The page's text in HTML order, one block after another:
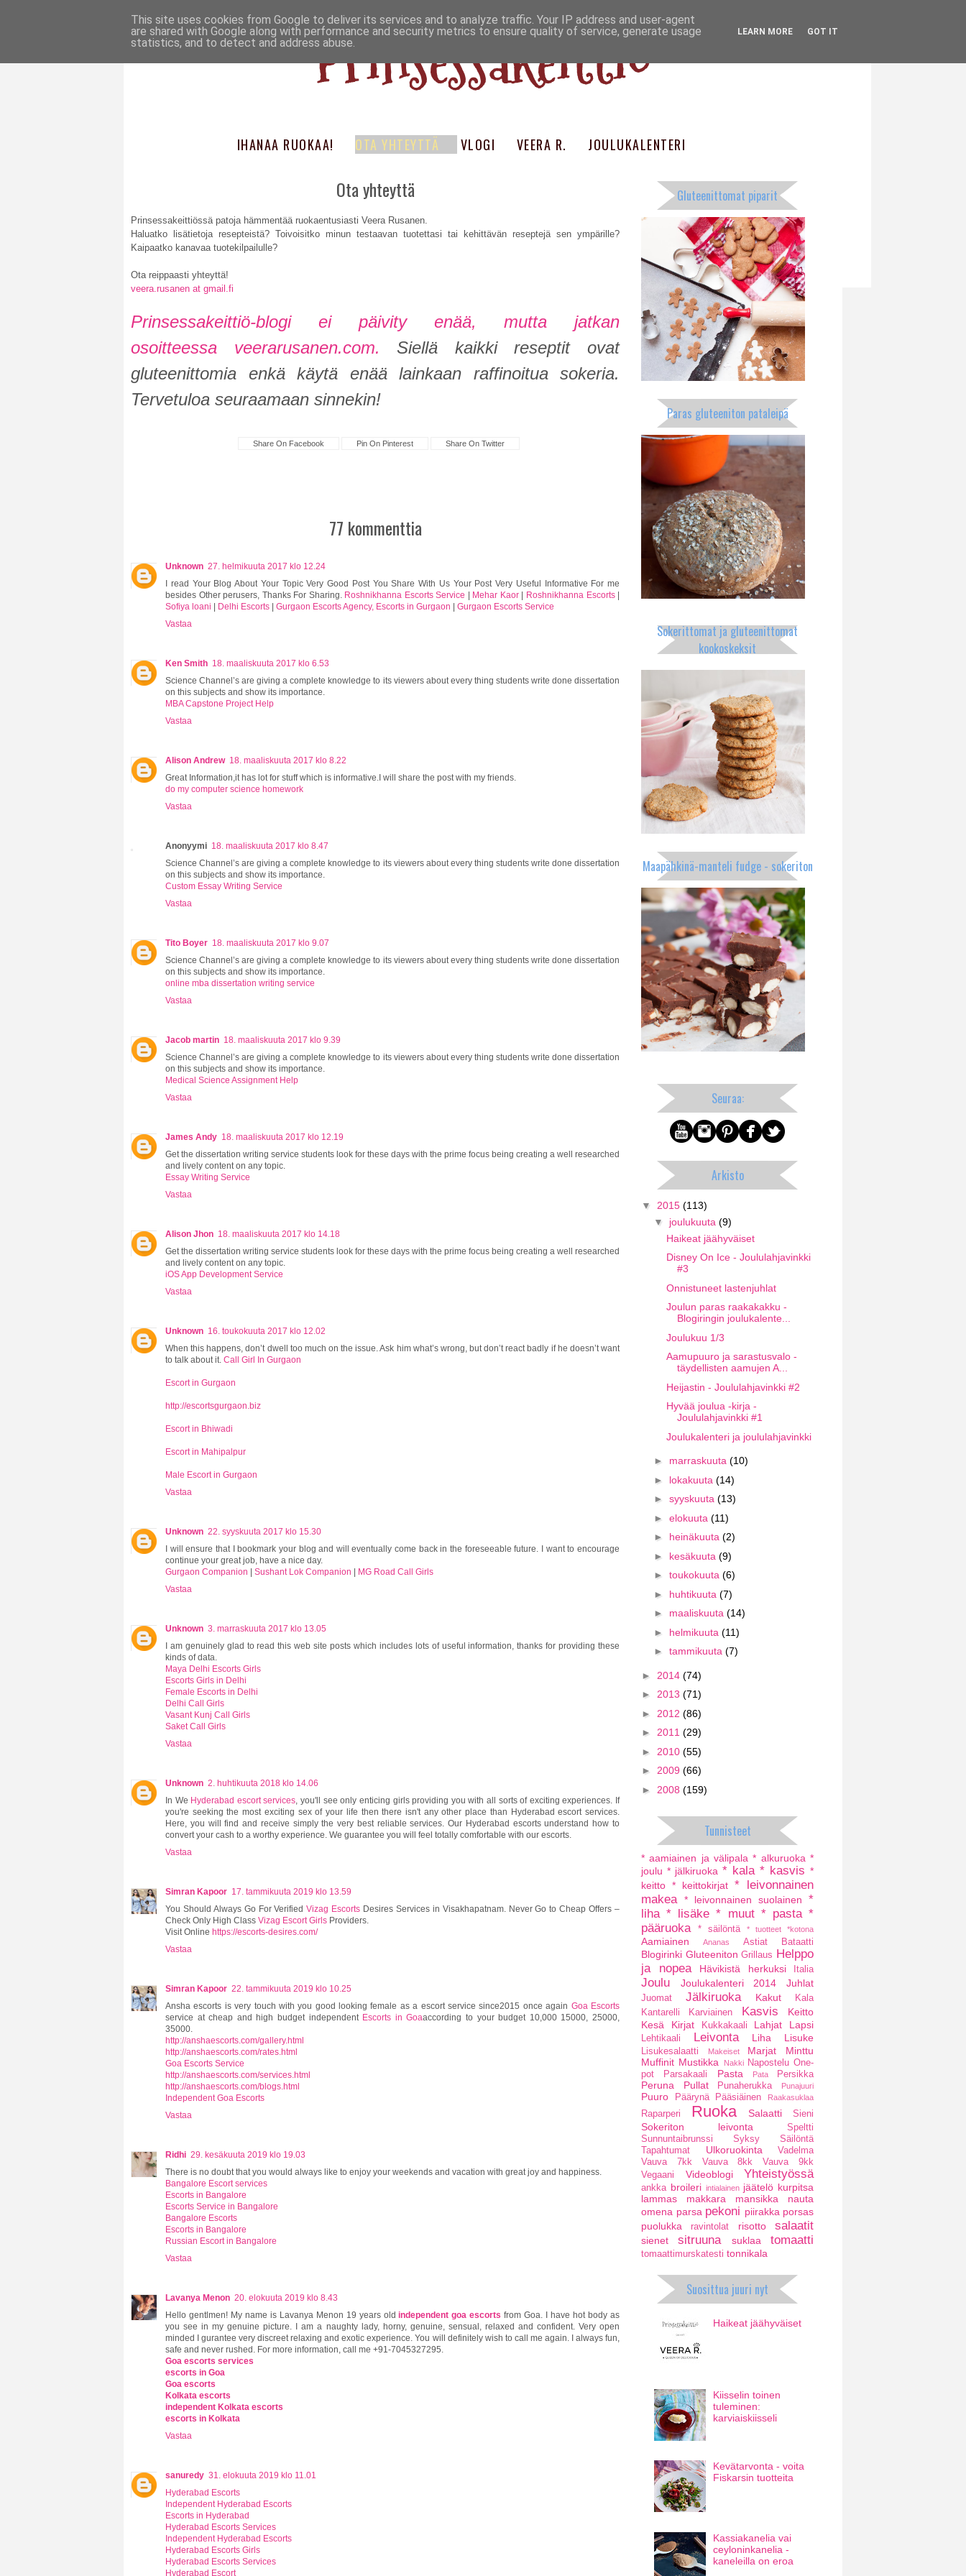
Prinsessakeittiö
IHANAA RUOKAA! OTA YHTEYTTÄ VLOGI VEERA R. JOULUKALENTERI
Ota yhteyttä
Prinsessakeittiössä patoja hämmentää ruokaentusiasti Veera Rusanen.
Haluatko lisätietoja resepteistä? Toivoisitko minun testaavan tuotettasi tai kehittävän reseptejä sen ympärille?
Kaipaatko kanavaa tuotekilpailulle?
Ota reippaasti yhteyttä!
veera.rusanen at gmail.fi
Prinsessakeittiö-blogi ei päivity enää, mutta jatkan
osoitteessa veerarusanen.com. Siellä kaikki reseptit ovat
gluteenittomia enkä käytä enää lainkaan raffinoitua sokeria.
Tervetuloa seuraamaan sinnekin!
Share On Facebook Pin On Pinterest Share On Twitter
77 kommenttia
Unknown 27. helmikuuta 2017 klo 12.24
I read Your Blog About Your Topic Very Good Post You Share With Us Your Post Very Useful Informative For me
besides Other perusers, Thanks For Sharing. Roshnikhanna Escorts Service Mehar Kaor| Roshnikhanna Escorts
Sofiya loani
Delhi Escorts Gurgaon Escorts Agency, Escorts in Gurgaon
Gurgaon Escorts Service
Vastaa
Ken Smith 18. maaliskuuta 2017 klo 6.53
Science Channel’s are giving a complete knowledge to its viewers about every thing students write done dissertation
on this subjects and show its importance.
MBA Capstone Project Help
Vastaa
Alison Andrew 18. maaliskuuta 2017 klo 8.22
Great Information,it has lot for stuff which is informative.I will share the post with my friends.
do my computer science homework
Vastaa
Anonyymi 18. maaliskuuta 2017 klo 8.47
Science Channel’s are giving a complete knowledge to its viewers about every thing students write done dissertation
on this subjects and show its importance.
Custom Essay Writing Service
Vastaa
Tito Boyer 18. maaliskuuta 2017 klo 9.07
Science Channel’s are giving a complete knowledge to its viewers about every thing students write done dissertation
on this subjects and show its importance.
online mba dissertation writing service
Vastaa
Jacob martin 18. maaliskuuta 2017 klo 9.39
Science Channel’s are giving a complete knowledge to its viewers about every thing students write done dissertation
on this subjects and show its importance.
Medical Science Assignment Help
Vastaa
James Andy 18. maaliskuuta 2017 klo 12.19
Get the dissertation writing service students look for these days with the prime focus being creating a well researched
and lively content on any topic.
Essay Writing Service
Vastaa
Alison Jhon 18. maaliskuuta 2017 klo 14.18
Get the dissertation writing service students look for these days with the prime focus being creating a well researched
and lively content on any topic.
iOS App Development Service
Vastaa
Unknown 16. toukokuuta 2017 klo 12.02
When this happens, don’t dwell too much on the issue. Ask him what’s wrong, but don’t react badly if he doesn’t want
to talk about it. Call Girl In Gurgaon
Escort in Gurgaon
http://escortsgurgaon.biz
Escort in Bhiwadi
Escort in Mahipalpur
Male Escort in Gurgaon
Vastaa
Unknown 22. syyskuuta 2017 klo 15.30
I will ensure that I bookmark your blog and will eventually come back in the foreseeable future. I want to encourage
continue your great job, have a nice day.
Gurgaon Companion
Sushant Lok Companion
MG Road Call Girls
Vastaa
Unknown 3. marraskuuta 2017 klo 13.05
I am genuinely glad to read this web site posts which includes lots of useful information, thanks for providing these
kinds of data.
Maya Delhi Escorts Girls
Escorts Girls in Delhi
Female Escorts in Delhi
Delhi Call Girls
Vasant Kunj Call Girls
Saket Call Girls
Vastaa
Unknown 2. huhtikuuta 2018 klo 14.06
In We Hyderabad escort services, you'll see only enticing girls providing you with all sorts of exciting experiences. If
you're seeking the most exciting sex of your life then there isn't any other place than Hyderabad escort services.
Here, you will find and receive simply the very best reliable services. Our Hyderabad escorts understand how to
convert your cash to a worthy experience. We guarantee you will feel totally comfortable with our escorts.
Vastaa
Simran Kapoor 17. tammikuuta 2019 klo 13.59
You Should Always Go For VerifiedVizag Escorts Desires Services in Visakhapatnam. Never Go to Cheap Offers –
Check Only High Class Vizag Escort Girls Providers.
Visit Online https://escorts-desires.com/
Vastaa
Simran Kapoor 22. tammikuuta 2019 klo 10.25
Ansha escorts is very touch with you good looking female as a escort service since2015 once again Goa Escorts
service at cheap and high budget independent Escorts in Goaaccording to your budget 10,000 15000, 25000,
35000.
http://anshaescorts.com/gallery.html
http://anshaescorts.com/rates.html
Goa Escorts Service
http://anshaescorts.com/services.html
http://anshaescorts.com/blogs.html
Independent Goa Escorts
Vastaa
Ridhi 29. kesäkuuta 2019 klo 19.03
There is no doubt that you would always like to enjoy your weekends and vacation with great joy and happiness.
Bangalore Escort services
Escorts in Bangalore
Escorts Service in Bangalore
Bangalore Escorts
Escorts in Bangalore
Russian Escort in Bangalore
Vastaa
Lavanya Menon 20. elokuuta 2019 klo 8.43
Hello gentlmen! My name is Lavanya Menon 19 years oldindependent goa escorts from Goa. I have hot body as
you see in my genuine picture. I am a naughty lady, horny, genuine, sensual, relaxed and confident. Very open
minded I gurantee very discreet relaxing and exotic experience. You will definitely wish to call me again. I always fun,
safe and never rushed. For more information, call me +91-7045327295.
Goa escorts services
escorts in Goa
Goa escorts
Kolkata escorts
independent Kolkata escorts
escorts in Kolkata
Vastaa
sanuredy 31. elokuuta 2019 klo 11.01
Hyderabad Escorts
Independent Hyderabad Escorts
Escorts in Hyderabad
Hyderabad Escorts Services
Independent Hyderabad Escorts
Hyderabad Escorts Girls
Hyderabad Escorts Services
Hyderabad Escort
Gluteenittomat piparit
Paras gluteeniton pataleipä
Sokerittomat ja gluteenittomat
kookoskeksit
Maapähkinä-manteli fudge - sokeriton
Seuraa:
Arkisto
▼ 2015 (113)
▼ joulukuuta (9)
Haikeat jäähyväiset
Disney On Ice - Joululahjavinkki
#3
Onnistuneet lastenjuhlat
Joulun paras raakakakku -
Blogiringin joulukalente...
Joulukuu 1/3
Aamupuuro ja sarastusvalo -
täydellisten aamujen A...
Heijastin - Joululahjavinkki #2
Hyvää joulua -kirja -
Joululahjavinkki #1
Joulukalenteri ja joululahjavinkki
► marraskuuta (10)
► lokakuuta (14)
► syyskuuta (13)
► elokuuta (11)
► heinäkuuta (2)
► kesäkuuta (9)
► toukokuuta (6)
► huhtikuuta (7)
► maaliskuuta (14)
► helmikuuta (11)
► tammikuuta (7)
► 2014 (74)
► 2013 (71)
► 2012 (86)
► 2011 (29)
► 2010 (55)
► 2009 (66)
► 2008 (159)
Tunnisteet
* aamiainen ja välipala * alkuruoka *
joulu * jälkiruoka * kala * kasvis *
keitto * keittokirjat * leivonnainen
makea
* leivonnainen suolainen
*
liha * lisäke * muut * pasta *
pääruoka
* säilöntä * tuotteet *kotona
Aamiainen Ananas Astiat Bataatti
Blogirinki Gluteeniton Grillaus Helppo
ja nopea
Hävikistä herkuksi Italia
Joulu Joulukalenteri 2014 Juhlat
Juomat Jälkiruoka Kakut
Kala
Kantarelli
Karviainen Kasvis
Keitto
Kesä
Kirjat Kukkakaali Lahjat Lapsi
Lehtikaali Leivonta Liha Lisuke
Lisukesalaatti Makeiset Marjat
Minttu
Muffinit Mustikka Nakki Napostelu One-
pot
Parsakaali Pasta Pata Persikka
Peruna Pullat Punaherukka Punajuuri
Puuro Päärynä Pääsiäinen Raakasuklaa
Raparperi Ruoka Salaatti Sieni
Sokeriton leivonta
Speltti
Sunnuntaibrunssi
Syksy
Säilöntä
Tapahtumat
Ulkoruokinta
Vadelma
Vauva 7kk
Vauva 8kk
Vauva 9kk
Vegaani
Videoblogi Yhteistyössä
ankka broileri intialainen jäätelö kurpitsa
lammas
makkara mansikka
nauta
omena parsa pekoni piirakka porsas
puolukka
ravintolat risotto salaatit
sienet sitruuna suklaa tomaatti
tomaattimurskatesti tonnikala
Suosittua juuri nyt
Haikeat jäähyväiset
Kiisselin toinen
tuleminen:
karviaiskiisseli
Kevätarvonta - voita
Fiskarsin tuotteita
Kassiakanelia vai
ceyloninkanelia -
kaneleilla on eroa
This site uses cookies from Google to deliver its services and to analyze traffic. Your IP address and user-agent
are shared with Google along with performance and security metrics to ensure quality of service, generate usage
statistics, and to detect and address abuse.
LEARN MORE GOT IT